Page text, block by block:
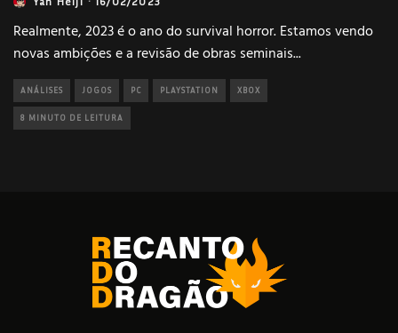
Realmente, 2023 é o ano do survival horror. Estamos vendo
novas ambições e a revisão de obras seminais...
ANÁLISES JOGOS PC PLAYSTATION XBOX
8 MINUTO DE LEITURA